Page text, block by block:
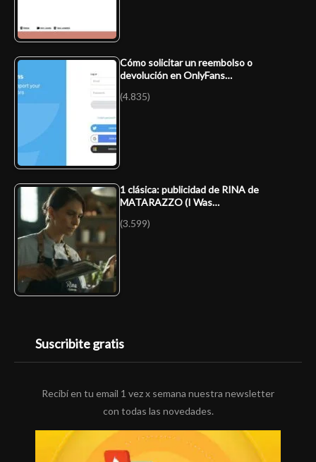
Cómo solicitar un reembolso o
devolución en OnlyFans…
(4.835)
1 clásica: publicidad de RINA de
MATARAZZO (I Was…
(3.599)
Suscribite gratis
Recibí en tu email 1 vez x semana nuestra newsletter
con todas las novedades.